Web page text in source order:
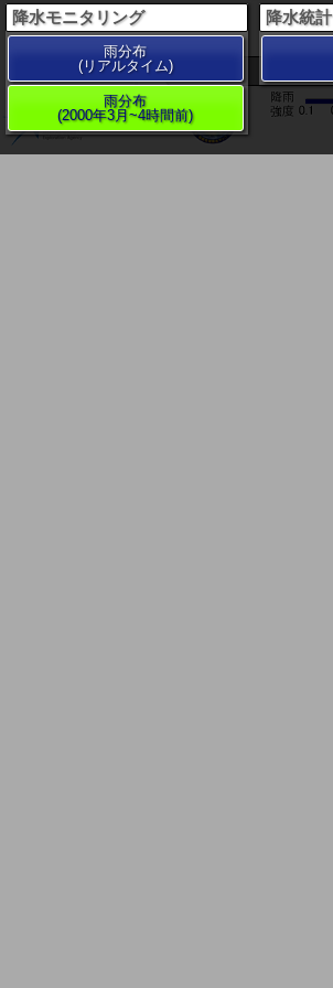
200 km
降水モニタリング
雨分布
(リアルタイム)
雨分布
(2000年3月~4時間前)
降水統計